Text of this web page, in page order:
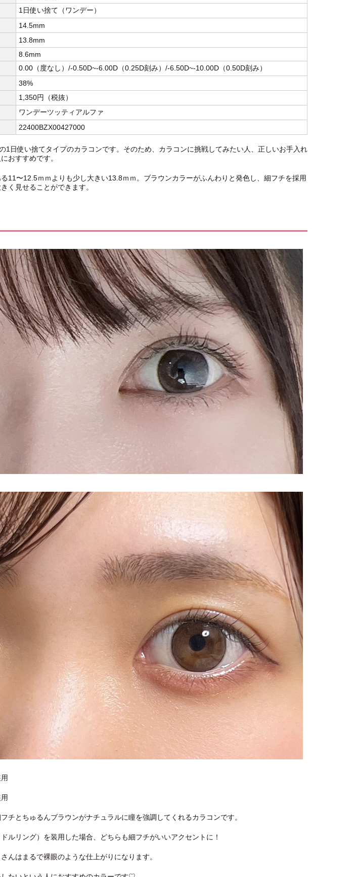
1日使い捨て（ワンデー）
14.5mm
13.8mm
8.6mm
0.00（度なし）/-0.50D~-6.00D（0.25D刻み）/-6.50D~-10.00D（0.50D刻み）
38%
1,350円（税抜）
ワンデーツッティアルファ
22400BZX00427000
1日使い捨てタイプのカラコンです。そのため、カラコンに挑戦してみたい人、正しいお手入れ
おすすめです。
11〜12.5ｍｍよりも少し大きい13.8ｍｍ。ブラウンカラーがふんわりと発色し、細フチを採用
く見せることができます。
チとちゅるんブラウンがナチュラルに瞳を強調してくれるカラコンです。
ルリング）を装用した場合、どちらも細フチがいいアクセントに！
んはまるで裸眼のような仕上がりになります。